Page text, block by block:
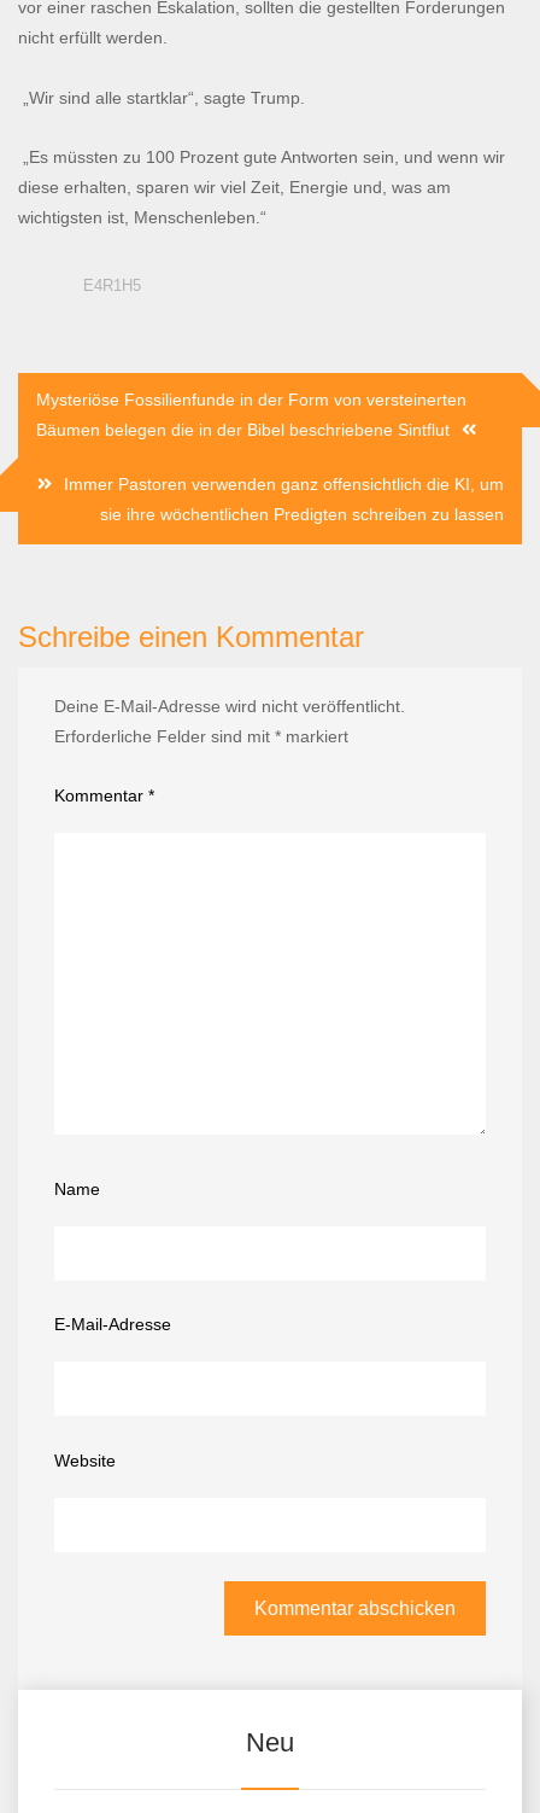
vor einer raschen Eskalation, sollten die gestellten Forderungen
nicht erfüllt werden.
„Wir sind alle startklar“, sagte Trump.
„Es müssten zu 100 Prozent gute Antworten sein, und wenn wir
diese erhalten, sparen wir viel Zeit, Energie und, was am
wichtigsten ist, Menschenleben.“
E4R1H5
Beitragsnavigation
Mysteriöse Fossilienfunde in der Form von versteinerten
Bäumen belegen die in der Bibel beschriebene Sintflut
Immer Pastoren verwenden ganz offensichtlich die KI, um
sie ihre wöchentlichen Predigten schreiben zu lassen
Schreibe einen Kommentar
Deine E-Mail-Adresse wird nicht veröffentlicht.
Erforderliche Felder sind mit * markiert
Kommentar *
Name
E-Mail-Adresse
Website
Neu